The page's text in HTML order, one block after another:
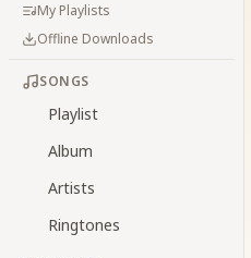
My Playlists
Offline Downloads
SONGS
Playlist
Album
Artists
Ringtones